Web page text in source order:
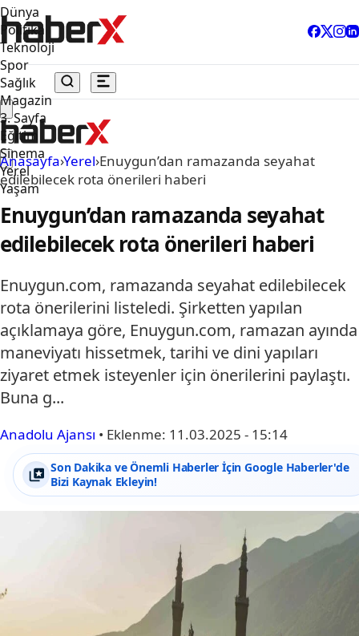
Dünya
Politika
Teknoloji
Spor
Sağlık
Magazin
3. Sayfa
Eğitim
Sinema
Yerel
Yaşam
Anasayfa›Yerel›Enuygun’dan ramazanda seyahat
edilebilecek rota önerileri haberi
Enuygun’dan ramazanda seyahat
edilebilecek rota önerileri haberi
Enuygun.com, ramazanda seyahat edilebilecek
rota önerilerini listeledi. Şirketten yapılan
açıklamaya göre, Enuygun.com, ramazan ayında
maneviyatı hissetmek, tarihi ve dini yapıları
ziyaret etmek isteyenler için önerilerini paylaştı.
Buna g...
Anadolu Ajansı • Eklenme: 11.03.2025 - 15:14
Son Dakika ve Önemli Haberler İçin Google Haberler'de
Bizi Kaynak Ekleyin!